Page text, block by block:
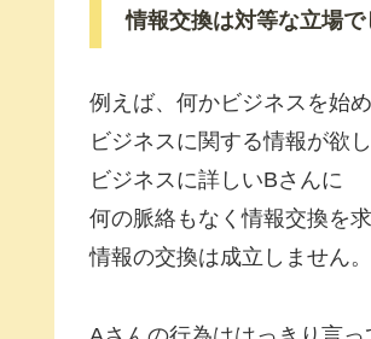
情報交換は対等な立場
例えば、何かビジネスを始
ビジネスに関する情報が欲
ビジネスに詳しいBさんに
何の脈絡もなく情報交換を
情報の交換は成立しません。